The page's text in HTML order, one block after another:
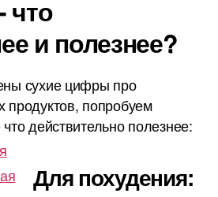
что
и полезнее?
сухие цифры про
продуктов, попробуем
действительно полезнее:
Для похудения: